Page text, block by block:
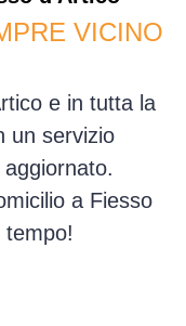
VICINO
e in tutta la
un servizio
a Fiesso
tempo!